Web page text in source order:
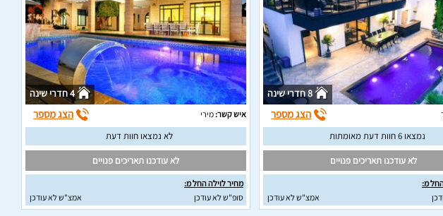
8 חדרי שינה
הצג מספר
נמצאו 6 חוות דעת מאומתות
לא עודכנו תאריכים פנויים
מ:
אמצ"ש לא עודכן
4 חדרי שינה
איש קשר:מירי הצג מספר
לא נמצאו חוות דעת
לא עודכנו תאריכים פנויים
מחיר לוילה החל מ:
סופ"ש לא עודכן
אמצ"ש לא עודכן